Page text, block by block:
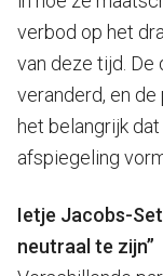
verbod op het
van deze tijd.
veranderd, en
het belangrijk
afspiegeling
Ietje Jacobs-
neutraal te zijn”